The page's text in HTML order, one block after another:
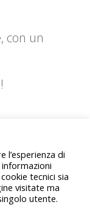
con un
l’esperienza di
tecnici sia
visitate ma
utente.